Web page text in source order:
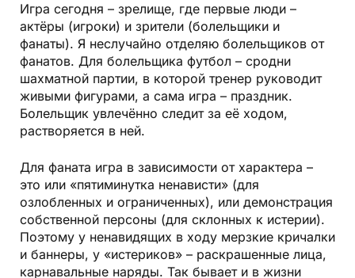
Игра сегодня – зрелище, где первые люди –
актёры (игроки) и зрители (болельщики и
фанаты). Я неслучайно отделяю болельщиков от
фанатов. Для болельщика футбол – сродни
шахматной партии, в которой тренер руководит
живыми фигурами, а сама игра – праздник.
Болельщик увлечённо следит за её ходом,
растворяется в ней.
Для фаната игра в зависимости от характера –
это или «пятиминутка ненависти» (для
озлобленных и ограниченных), или демонстрация
собственной персоны (для склонных к истерии).
Поэтому у ненавидящих в ходу мерзкие кричалки
и баннеры, у «истериков» – раскрашенные лица,
карнавальные наряды. Так бывает и в жизни